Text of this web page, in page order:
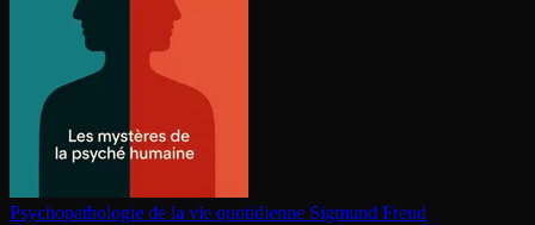
Psy­cho­pa­tho­lo­gie de la vie quotidienne Sigmund Freud